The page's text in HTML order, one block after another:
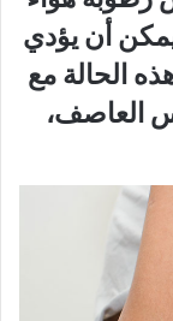
يمكن أن يؤدي
الحالة مع
العاصف،